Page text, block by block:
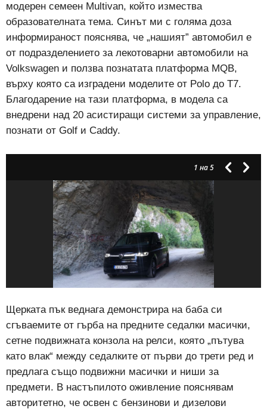
модерен семеен Multivan, който измества
образователната тема. Синът ми с голяма доза
информираност пояснява, че „нашият” автомобил е
от подразделението за лекотоварни автомобили на
Volkswagen и ползва познатата платформа MQB,
върху която са изградени моделите от Polo до Т7.
Благодарение на тази платформа, в модела са
внедрени над 20 асистиращи системи за управление,
познати от Golf и Caddy.
1 на 5
Щерката пък веднага демонстрира на баба си
сгъваемите от гърба на предните седалки масички,
сетне подвижната конзола на релси, която „пътува
като влак“ между седалките от първи до трети ред и
предлага също подвижни масички и ниши за
предмети. В настъпилото оживление пояснявам
авторитетно, че освен с бензинови и дизелови